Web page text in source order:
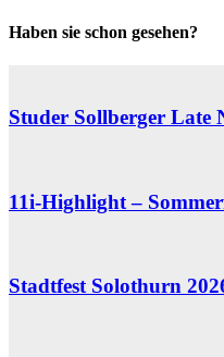
Haben sie schon gesehen?
Studer Sollberger Late
11i-Highlight –
Stadtfest Solothurn